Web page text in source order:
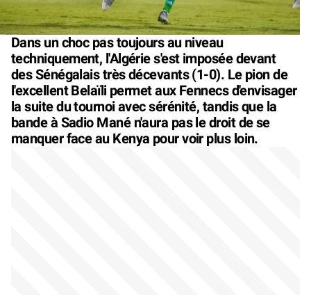
Dans un choc pas toujours au niveau
techniquement, l'Algérie s'est imposée devant
des Sénégalais très décevants (1-0). Le pion de
l'excellent Belaïli permet aux Fennecs d'envisager
la suite du tournoi avec sérénité, tandis que la
bande à Sadio Mané n'aura pas le droit de se
manquer face au Kenya pour voir plus loin.